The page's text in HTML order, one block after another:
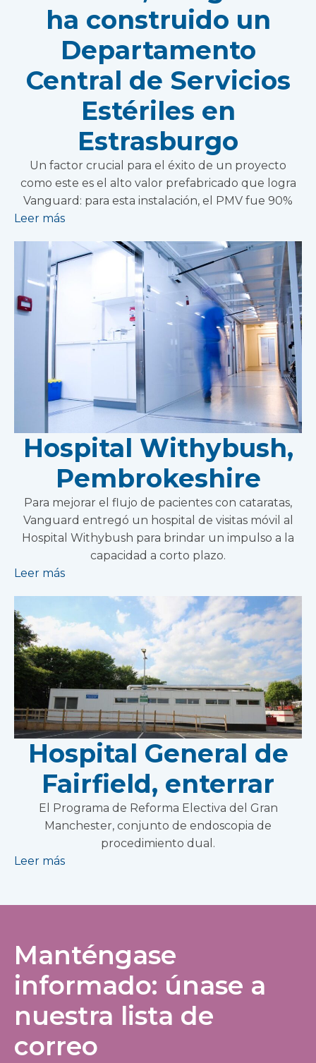
ha construido un
Departamento
Central de Servicios
Estériles en
Estrasburgo
Un factor crucial para el éxito de un proyecto
como este es el alto valor prefabricado que logra
Vanguard: para esta instalación, el PMV fue 90%
Leer más
Hospital Withybush,
Pembrokeshire
Para mejorar el flujo de pacientes con cataratas,
Vanguard entregó un hospital de visitas móvil al
Hospital Withybush para brindar un impulso a la
capacidad a corto plazo.
Leer más
Hospital General de
Fairfield, enterrar
El Programa de Reforma Electiva del Gran
Manchester, conjunto de endoscopia de
procedimiento dual.
Leer más
Manténgase
informado: únase a
nuestra lista de
correo